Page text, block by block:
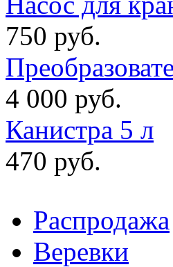
750 руб.
4 000 руб.
Канистра 5 л
470 руб.
Распродажа
Веревки